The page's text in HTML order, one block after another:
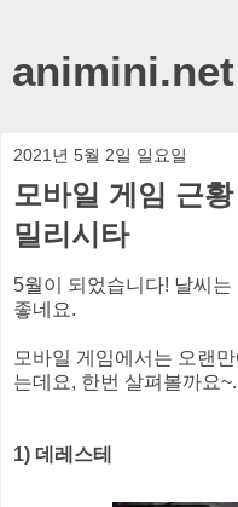
animini.net
2021년 5월 2일 일요일
모바일 게임 근
밀리시타
5월이 되었습니다! 날씨
좋네요.
모바일 게임에서는 오랜
는데요, 한번 살펴볼까요~.
1) 데레스테